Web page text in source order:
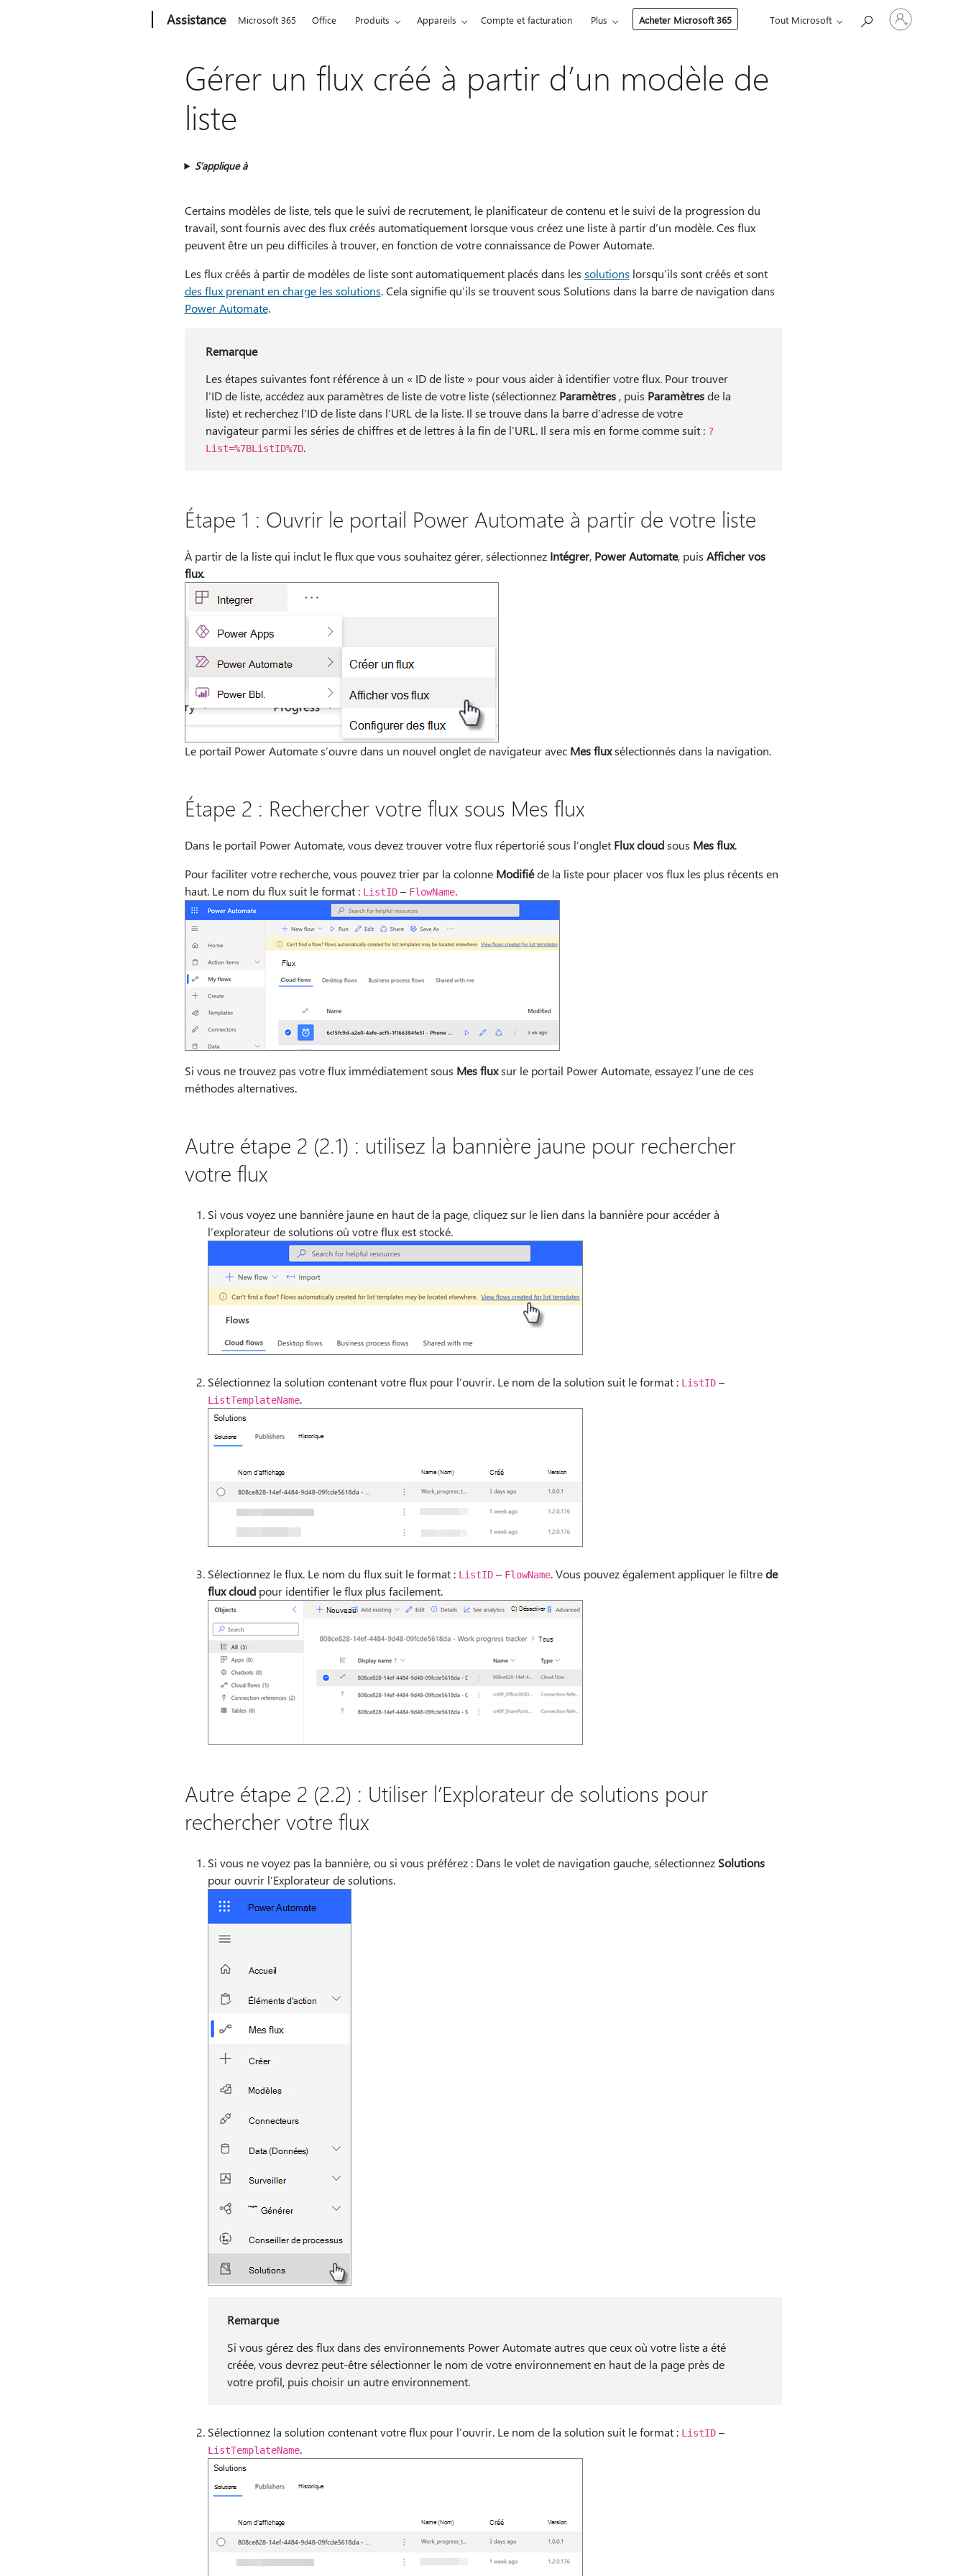
Assistance Microsoft 365 Office Produits Appareils Compte et facturation Plus Acheter Microsoft 365 Tout Microsoft
Connectez-
vous
Gérer un flux créé à partir d’un modèle de
liste
S’applique à
Certains modèles de liste, tels que le suivi de recrutement, le planificateur de contenu et le suivi de la progression du
travail, sont fournis avec des flux créés automatiquement lorsque vous créez une liste à partir d’un modèle. Ces flux
peuvent être un peu difficiles à trouver, en fonction de votre connaissance de Power Automate.
Les flux créés à partir de modèles de liste sont automatiquement placés dans les solutions lorsqu’ils sont créés et sont
des flux prenant en charge les solutions. Cela signifie qu’ils se trouvent sous Solutions dans la barre de navigation dans
Power Automate.
Remarque
Les étapes suivantes font référence à un « ID de liste » pour vous aider à identifier votre flux. Pour trouver
l’ID de liste, accédez aux paramètres de liste de votre liste (sélectionnez Paramètres, puis Paramètresde la
liste) et recherchez l’ID de liste dans l’URL de la liste. Il se trouve dans la barre d’adresse de votre
navigateur parmi les séries de chiffres et de lettres à la fin de l’URL. Il sera mis en forme comme suit : ?
List=%7BListID%7D.
Étape 1 : Ouvrir le portail Power Automate à partir de votre liste
À partir de la liste qui inclut le flux que vous souhaitez gérer, sélectionnez Intégrer, Power Automate, puis Afficher vos
flux.
Le portail Power Automate s’ouvre dans un nouvel onglet de navigateur avec Mes fluxsélectionnés dans la navigation.
Étape 2 : Rechercher votre flux sous Mes flux
Dans le portail Power Automate, vous devez trouver votre flux répertorié sous l’onglet Flux cloudsous Mes flux.
Pour faciliter votre recherche, vous pouvez trier par la colonne Modifiéde la liste pour placer vos flux les plus récents en
haut. Le nom du flux suit le format : ListID– FlowName.
Si vous ne trouvez pas votre flux immédiatement sous Mes fluxsur le portail Power Automate, essayez l’une de ces
méthodes alternatives.
Autre étape 2 (2.1) : utilisez la bannière jaune pour rechercher
votre flux
Si vous voyez une bannière jaune en haut de la page, cliquez sur le lien dans la bannière pour accéder à
l’explorateur de solutions où votre flux est stocké.
Sélectionnez la solution contenant votre flux pour l’ouvrir. Le nom de la solution suit le format : ListID–
ListTemplateName.
Sélectionnez le flux. Le nom du flux suit le format : ListID– FlowName. Vous pouvez également appliquer le filtrede
flux cloudpour identifier le flux plus facilement.
Autre étape 2 (2.2) : Utiliser l’Explorateur de solutions pour
rechercher votre flux
Si vous ne voyez pas la bannière, ou si vous préférez : Dans le volet de navigation gauche, sélectionnez Solutions
pour ouvrir l’Explorateur de solutions.
Remarque
Si vous gérez des flux dans des environnements Power Automate autres que ceux où votre liste a été
créée, vous devrez peut-être sélectionner le nom de votre environnement en haut de la page près de
votre profil, puis choisir un autre environnement.
Sélectionnez la solution contenant votre flux pour l’ouvrir. Le nom de la solution suit le format : ListID–
ListTemplateName.